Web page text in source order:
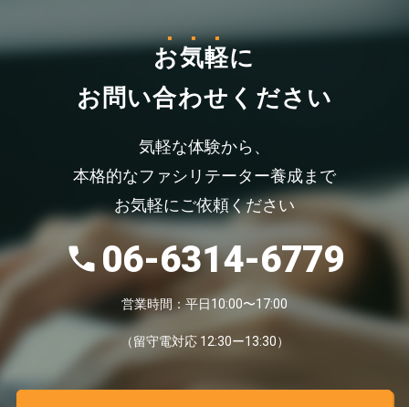
お気軽に
お問い合わせください
気軽な体験から、
本格的なファシリテーター養成まで
お気軽にご依頼ください
06-6314-6779
営業時間：平日10:00〜17:00
（留守電対応 12:30ー13:30）